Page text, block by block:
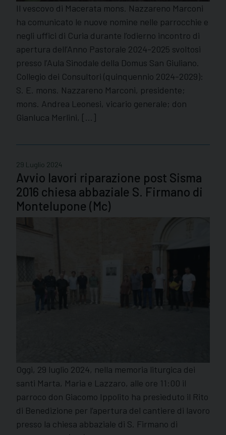
Il vescovo di Macerata mons. Nazzareno Marconi
ha comunicato le nuove nomine nelle parrocchie e
negli uffici di Curia durante l’odierno incontro di
apertura dell’Anno Pastorale 2024-2025 svoltosi
presso l’Aula Sinodale della Domus San Giuliano.
Collegio dei Consultori (quinquennio 2024-2029):
S. E. mons. Nazzareno Marconi, presidente;
mons. Andrea Leonesi, vicario generale; don
Gianluca Merlini, […]
29 Luglio 2024
Avvio lavori riparazione post Sisma
2016 chiesa abbaziale S. Firmano di
Montelupone (Mc)
Oggi, 29 luglio 2024, nella memoria liturgica dei
santi Marta, Maria e Lazzaro, alle ore 11:00 il
parroco don Giacomo Ippolito ha presieduto il Rito
di Benedizione per l’apertura del cantiere di lavoro
presso la chiesa abbaziale di S. Firmano di